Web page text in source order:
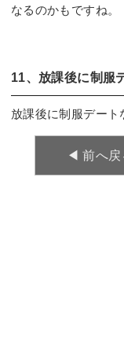
なるのかもですね。
11、放課後に制服
放課後に制服デート
◀︎ 前へ戻